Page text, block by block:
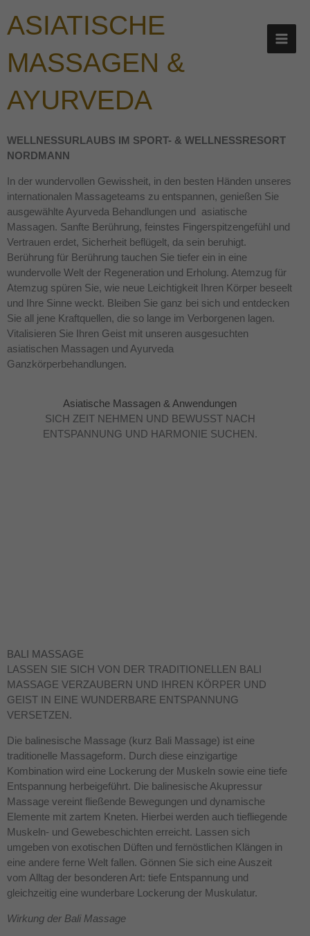
Inhalt
springen
ASIATISCHE
MASSAGEN &
AYURVEDA
WELLNESSURLAUBS IM SPORT- & WELLNESSRESORT
NORDMANN
In der wundervollen Gewissheit, in den besten Händen unseres
internationalen Massageteams zu entspannen, genießen Sie
ausgewählte Ayurveda Behandlungen und asiatische
Massagen. Sanfte Berührung, feinstes Fingerspitzengefühl und
Vertrauen erdet, Sicherheit beflügelt, da sein beruhigt.
Berührung für Berührung tauchen Sie tiefer ein in eine
wundervolle Welt der Regeneration und Erholung. Atemzug für
Atemzug spüren Sie, wie neue Leichtigkeit Ihren Körper beseelt
und Ihre Sinne weckt. Bleiben Sie ganz bei sich und entdecken
Sie all jene Kraftquellen, die so lange im Verborgenen lagen.
Vitalisieren Sie Ihren Geist mit unseren ausgesuchten
asiatischen Massagen und Ayurveda
Ganzkörperbehandlungen.
Asiatische Massagen & Anwendungen
SICH ZEIT NEHMEN UND BEWUSST NACH
ENTSPANNUNG UND HARMONIE SUCHEN.
BALI MASSAGE
LASSEN SIE SICH VON DER TRADITIONELLEN BALI
MASSAGE VERZAUBERN UND IHREN KÖRPER UND
GEIST IN EINE WUNDERBARE ENTSPANNUNG
VERSETZEN.
Die balinesische Massage (kurz Bali Massage) ist eine
traditionelle Massageform. Durch diese einzigartige
Kombination wird eine Lockerung der Muskeln sowie eine tiefe
Entspannung herbeigeführt. Die balinesische Akupressur
Massage vereint fließende Bewegungen und dynamische
Elemente mit zartem Kneten. Hierbei werden auch tiefliegende
Muskeln- und Gewebeschichten erreicht. Lassen sich
umgeben von exotischen Düften und fernöstlichen Klängen in
eine andere ferne Welt fallen. Gönnen Sie sich eine Auszeit
vom Alltag der besonderen Art: tiefe Entspannung und
gleichzeitig eine wunderbare Lockerung der Muskulatur.
Wirkung der Bali Massage